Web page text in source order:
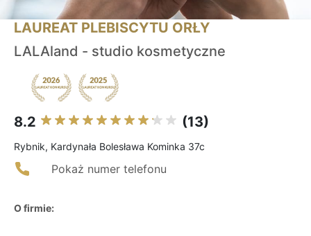
LAUREAT PLEBISCYTU ORŁY
LALAland - studio kosmetyczne
8.2 (13)
Rybnik, Kardynała Bolesława Kominka 37c
Pokaż numer telefonu
O firmie: